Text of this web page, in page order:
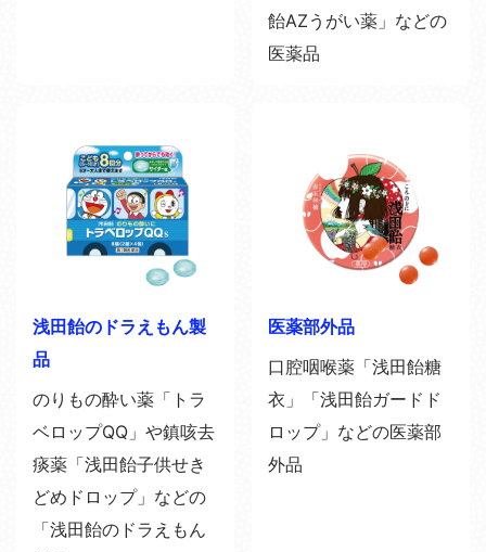
飴AZうがい薬」などの
医薬品
浅田飴のドラえもん製
品
のりもの酔い薬「トラ
ベロップQQ」や鎮咳去
痰薬「浅田飴子供せき
どめドロップ」などの
「浅田飴のドラえもん
医薬部外品
口腔咽喉薬「浅田飴糖
衣」「浅田飴ガードド
ロップ」などの医薬部
外品